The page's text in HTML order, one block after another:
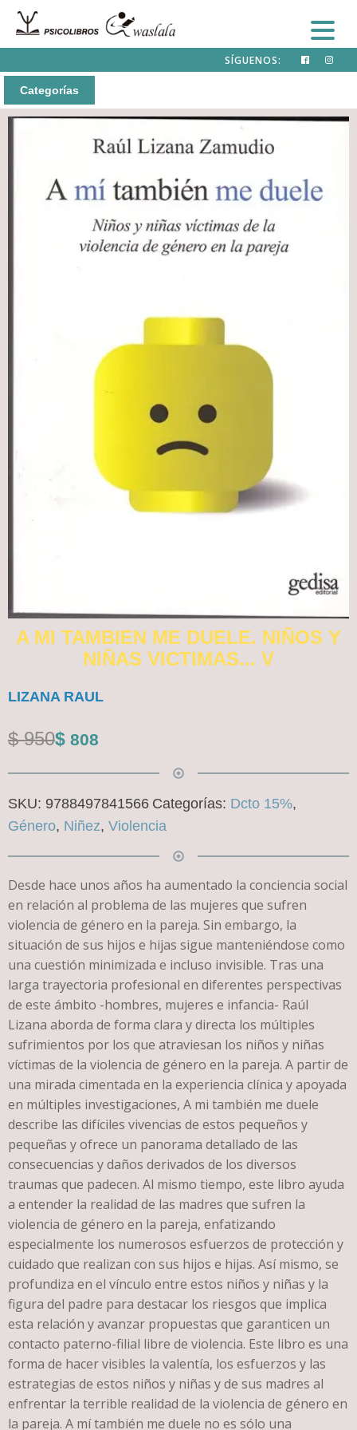
SÍGUENOS:
Categorías
A MI TAMBIEN ME DUELE. NIÑOS Y
NIÑAS VICTIMAS... V
LIZANA RAUL
$950
El
precio
original
era:
$ 950.
$ 808
El
precio
actual
es:
$ 808.
SKU: 9788497841566 Categorías: Dcto 15%,
Género, Niñez, Violencia
Desde hace unos años ha aumentado la conciencia social
en relación al problema de las mujeres que sufren
violencia de género en la pareja. Sin embargo, la
situación de sus hijos e hijas sigue manteniéndose como
una cuestión minimizada e incluso invisible. Tras una
larga trayectoria profesional en diferentes perspectivas
de este ámbito -hombres, mujeres e infancia- Raúl
Lizana aborda de forma clara y directa los múltiples
sufrimientos por los que atraviesan los niños y niñas
víctimas de la violencia de género en la pareja. A partir de
una mirada cimentada en la experiencia clínica y apoyada
en múltiples investigaciones, A mi también me duele
describe las difíciles vivencias de estos pequeños y
pequeñas y ofrece un panorama detallado de las
consecuencias y daños derivados de los diversos
traumas que padecen. Al mismo tiempo, este libro ayuda
a entender la realidad de las madres que sufren la
violencia de género en la pareja, enfatizando
especialmente los numerosos esfuerzos de protección y
cuidado que realizan con sus hijos e hijas. Así mismo, se
profundiza en el vínculo entre estos niños y niñas y la
figura del padre para destacar los riesgos que implica
esta relación y avanzar propuestas que garanticen un
contacto paterno-filial libre de violencia. Este libro es una
forma de hacer visibles la valentía, los esfuerzos y las
estrategias de estos niños y niñas y de sus madres al
enfrentar la terrible realidad de la violencia de género en
la pareja. A mí también me duele no es sólo una